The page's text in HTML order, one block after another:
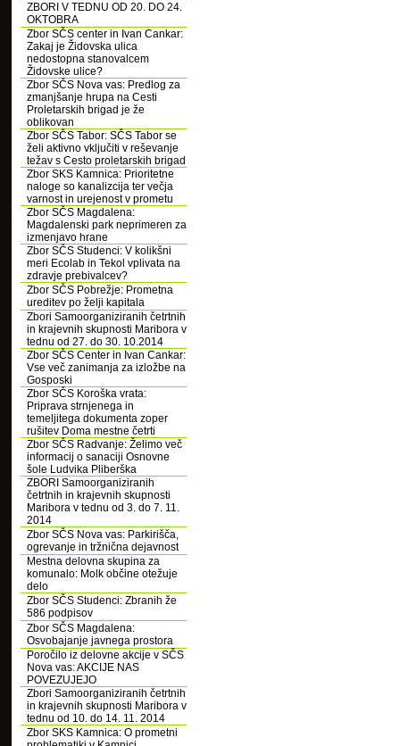
ZBORI V TEDNU OD 20. DO 24.
OKTOBRA
Zbor SČS center in Ivan Cankar:
Zakaj je Židovska ulica
nedostopna stanovalcem
Židovske ulice?
Zbor SČS Nova vas: Predlog za
zmanjšanje hrupa na Cesti
Proletarskih brigad je že
oblikovan
Zbor SČS Tabor: SČS Tabor se
želi aktivno vključiti v reševanje
težav s Cesto proletarskih brigad
Zbor SKS Kamnica: Prioritetne
naloge so kanalizcija ter večja
varnost in urejenost v prometu
Zbor SČS Magdalena:
Magdalenski park neprimeren za
izmenjavo hrane
Zbor SČS Studenci: V kolikšni
meri Ecolab in Tekol vplivata na
zdravje prebivalcev?
Zbor SČS Pobrežje: Prometna
ureditev po želji kapitala
Zbori Samoorganiziranih četrtnih
in krajevnih skupnosti Maribora v
tednu od 27. do 30. 10.2014
Zbor SČS Center in Ivan Cankar:
Vse več zanimanja za izložbe na
Gosposki
Zbor SČS Koroška vrata:
Priprava strnjenega in
temeljitega dokumenta zoper
rušitev Doma mestne četrti
Zbor SČS Radvanje: Želimo več
informacij o sanaciji Osnovne
šole Ludvika Pliberška
ZBORI Samoorganiziranih
četrtnih in krajevnih skupnosti
Maribora v tednu od 3. do 7. 11.
2014
Zbor SČS Nova vas: Parkirišča,
ogrevanje in tržnična dejavnost
Mestna delovna skupina za
komunalo: Molk občine otežuje
delo
Zbor SČS Studenci: Zbranih že
586 podpisov
Zbor SČS Magdalena:
Osvobajanje javnega prostora
Poročilo iz delovne akcije v SČS
Nova vas: AKCIJE NAS
POVEZUJEJO
Zbori Samoorganiziranih četrtnih
in krajevnih skupnosti Maribora v
tednu od 10. do 14. 11. 2014
Zbor SKS Kamnica: O prometni